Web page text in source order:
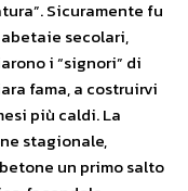
Sicuramente fu
secolari,
i “signori” di
fama, a costruirvi
più caldi. La
stagionale,
un primo salto